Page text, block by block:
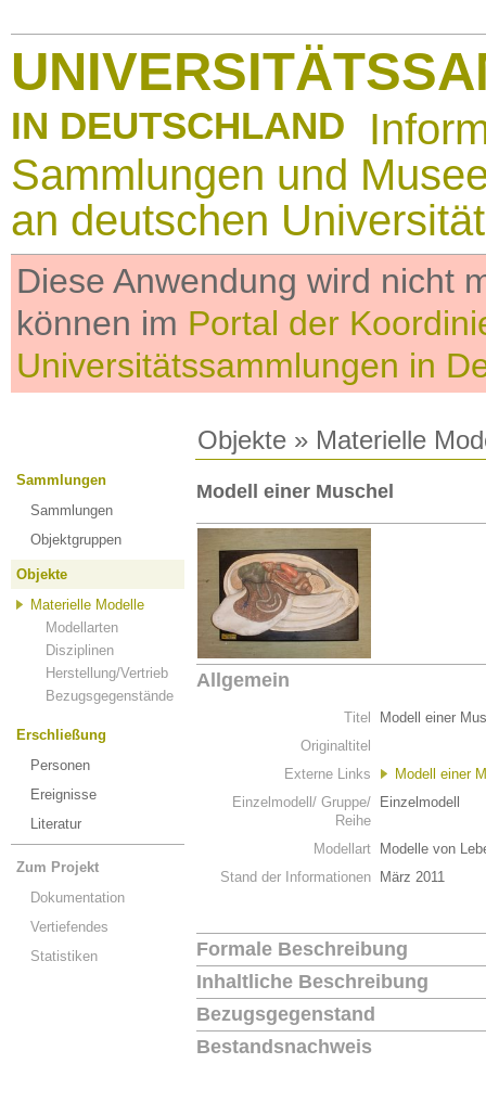
IN DEUTSCHLAND
Sammlungen und
an deutschen
Diese Anwendung wird nicht
können im Portal der
Universitätssammlungen in
Objekte » Materielle
Sammlungen
Sammlungen
Objektgruppen
Objekte
Materielle Modelle
Modellarten
Disziplinen
Herstellung/Vertrieb
Bezugsgegenstände
Erschließung
Personen
Ereignisse
Literatur
Zum Projekt
Dokumentation
Vertiefendes
Statistiken
Modell einer Muschel
Allgemein
Titel
Modell einer
Originaltitel
Externe Links
Modell einer
Einzelmodell/ Gruppe/
Reihe
Einzelmodell
Modellart
Modelle von
Stand der Informationen
März 2011
Formale Beschreibung
Inhaltliche Beschreibung
Bezugsgegenstand
Bestandsnachweis